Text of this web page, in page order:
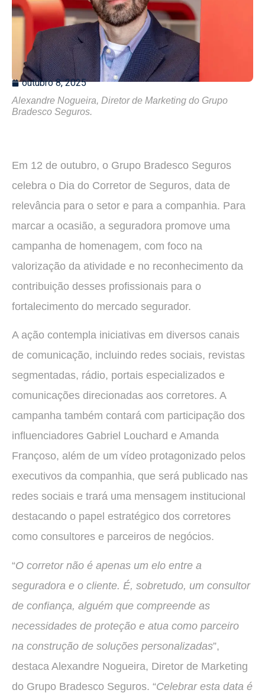
outubro 8, 2025
Alexandre Nogueira, Diretor de Marketing do Grupo
Bradesco Seguros.
Em 12 de outubro, o Grupo Bradesco Seguros
celebra o Dia do Corretor de Seguros, data de
relevância para o setor e para a companhia. Para
marcar a ocasião, a seguradora promove uma
campanha de homenagem, com foco na
valorização da atividade e no reconhecimento da
contribuição desses profissionais para o
fortalecimento do mercado segurador.
A ação contempla iniciativas em diversos canais
de comunicação, incluindo redes sociais, revistas
segmentadas, rádio, portais especializados e
comunicações direcionadas aos corretores. A
campanha também contará com participação dos
influenciadores Gabriel Louchard e Amanda
Françoso, além de um vídeo protagonizado pelos
executivos da companhia, que será publicado nas
redes sociais e trará uma mensagem institucional
destacando o papel estratégico dos corretores
como consultores e parceiros de negócios.
“O corretor não é apenas um elo entre a
seguradora e o cliente. É, sobretudo, um consultor
de confiança, alguém que compreende as
necessidades de proteção e atua como parceiro
na construção de soluções personalizadas”,
destaca Alexandre Nogueira, Diretor de Marketing
do Grupo Bradesco Seguros. “Celebrar esta data é